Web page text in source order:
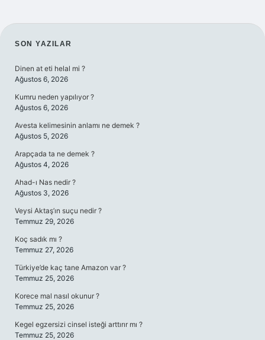
SIDEBAR
SON YAZILAR
Dinen at eti helal mi ?
Ağustos 6, 2026
Kumru neden yapılıyor ?
Ağustos 6, 2026
Avesta kelimesinin anlamı ne demek ?
Ağustos 5, 2026
Arapçada ta ne demek ?
Ağustos 4, 2026
Ahad-ı Nas nedir ?
Ağustos 3, 2026
Veysi Aktaş’ın suçu nedir ?
Temmuz 29, 2026
Koç sadık mı ?
Temmuz 27, 2026
Türkiye’de kaç tane Amazon var ?
Temmuz 25, 2026
Korece mal nasıl okunur ?
Temmuz 25, 2026
Kegel egzersizi cinsel isteği arttırır mı ?
Temmuz 25, 2026